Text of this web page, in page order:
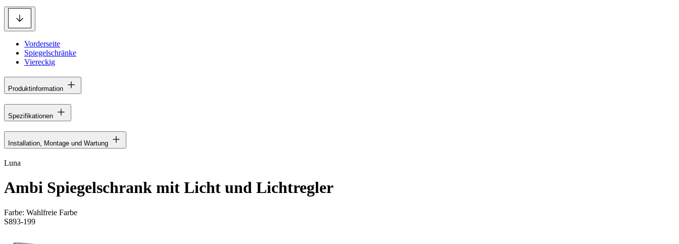
Vorderseite
Spiegelschränke
Viereckig
Produktinformation
Spezifikationen
Installation, Montage und Wartung
Luna
Ambi Spiegelschrank mit Licht und Lichtregler
Farbe: Wahlfreie Farbe
S893-199